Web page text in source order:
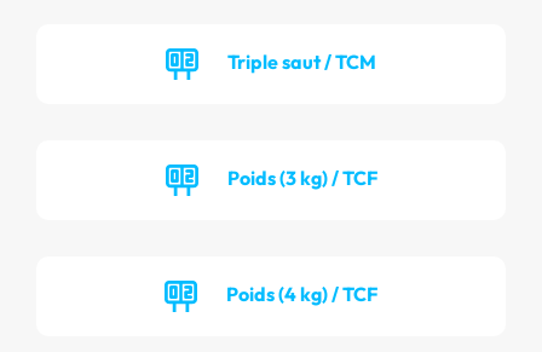
Triple saut / TCM
Poids (3 kg) / TCF
Poids (4 kg) / TCF